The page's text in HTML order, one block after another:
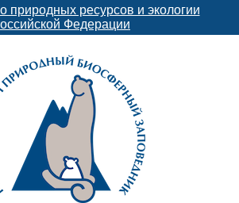
природных ресурсов и экологии
Федерации